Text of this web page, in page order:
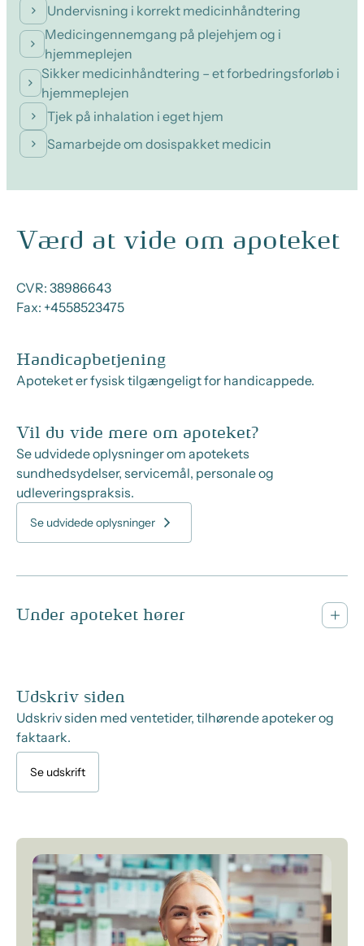
Undervisning i korrekt medicinhåndtering
Medicingennemgang på plejehjem og i
hjemmeplejen
Sikker medicinhåndtering – et forbedringsforløb i
hjemmeplejen
Tjek på inhalation i eget hjem
Samarbejde om dosispakket medicin
Værd at vide om apoteket
CVR: 38986643
Fax: +4558523475
Handicapbetjening
Apoteket er fysisk tilgængeligt for handicappede.
Vil du vide mere om apoteket?
Se udvidede oplysninger om apotekets
sundhedsydelser, servicemål, personale og
udleveringspraksis.
Se udvidede oplysninger
Under apoteket hører
Udskriv siden
Udskriv siden med ventetider, tilhørende apoteker og
faktaark.
Se udskrift